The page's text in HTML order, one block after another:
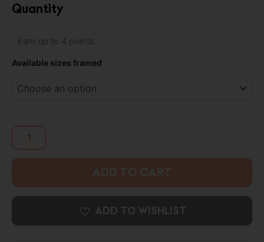
Quantity
Earn up to 4 points.
Available sizes framed
High
Framed
Print
ADD TO WISHLIST